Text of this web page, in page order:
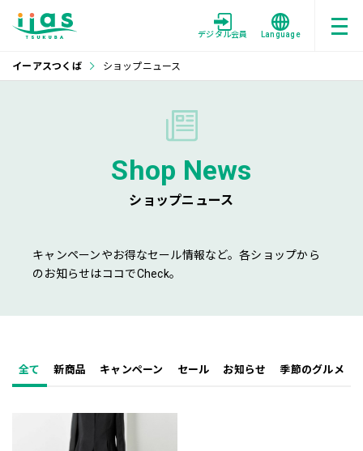
デジタル会員 Language
イーアスつくば ショップニュース
Shop News
ショップニュース
キャンペーンやお得なセール情報など。各ショップから
のお知らせはココでCheck。
全て 新商品 キャンペーン セール お知らせ 季節のグルメ